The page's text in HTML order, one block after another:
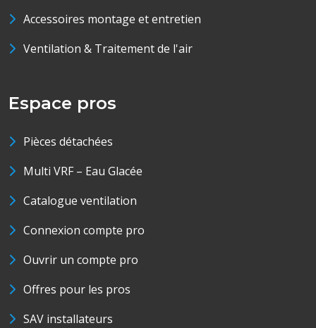
Accessoires montage et entretien
Ventilation & Traitement de l'air
Espace pros
Pièces détachées
Multi VRF – Eau Glacée
Catalogue ventilation
Connexion compte pro
Ouvrir un compte pro
Offres pour les pros
SAV installateurs